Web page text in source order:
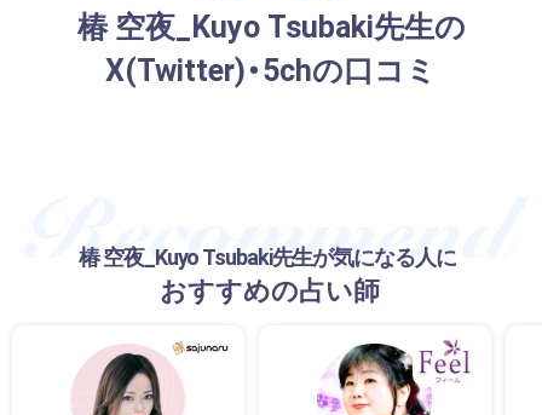
椿 空夜_Kuyo Tsubaki先生の
X(Twitter)・5chの口コミ
椿 空夜_Kuyo Tsubaki先生が気になる人に
おすすめの占い師